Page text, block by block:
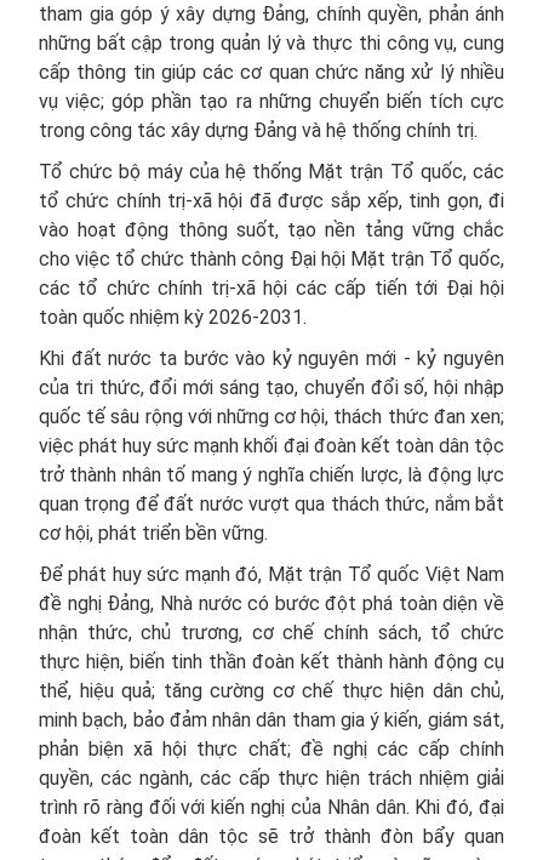
tham gia góp ý xây dựng Đảng, chính quyền, phản ánh
những bất cập trong quản lý và thực thi công vụ, cung
cấp thông tin giúp các cơ quan chức năng xử lý nhiều
vụ việc; góp phần tạo ra những chuyển biến tích cực
trong công tác xây dựng Đảng và hệ thống chính trị.
Tổ chức bộ máy của hệ thống Mặt trận Tổ quốc, các
tổ chức chính trị-xã hội đã được sắp xếp, tinh gọn, đi
vào hoạt động thông suốt, tạo nền tảng vững chắc
cho việc tổ chức thành công Đại hội Mặt trận Tổ quốc,
các tổ chức chính trị-xã hội các cấp tiến tới Đại hội
toàn quốc nhiệm kỳ 2026-2031.
Khi đất nước ta bước vào kỷ nguyên mới - kỷ nguyên
của tri thức, đổi mới sáng tạo, chuyển đổi số, hội nhập
quốc tế sâu rộng với những cơ hội, thách thức đan xen;
việc phát huy sức mạnh khối đại đoàn kết toàn dân tộc
trở thành nhân tố mang ý nghĩa chiến lược, là động lực
quan trọng để đất nước vượt qua thách thức, nắm bắt
cơ hội, phát triển bền vững.
Để phát huy sức mạnh đó, Mặt trận Tổ quốc Việt Nam
đề nghị Đảng, Nhà nước có bước đột phá toàn diện về
nhận thức, chủ trương, cơ chế chính sách, tổ chức
thực hiện, biến tinh thần đoàn kết thành hành động cụ
thể, hiệu quả; tăng cường cơ chế thực hiện dân chủ,
minh bạch, bảo đảm nhân dân tham gia ý kiến, giám sát,
phản biện xã hội thực chất; đề nghị các cấp chính
quyền, các ngành, các cấp thực hiện trách nhiệm giải
trình rõ ràng đối với kiến nghị của Nhân dân. Khi đó, đại
đoàn kết toàn dân tộc sẽ trở thành đòn bẩy quan